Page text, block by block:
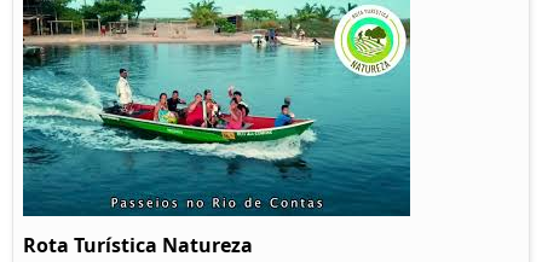
Rota Turística Natureza